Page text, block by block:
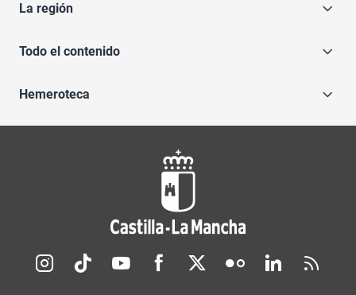
La región
Todo el contenido
Hemeroteca
Redes sociales JCCM